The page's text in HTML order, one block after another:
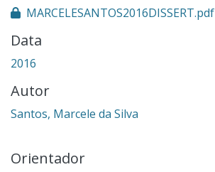
MARCELESANTOS2016DISSERT.pdf
Data
2016
Autor
Santos, Marcele da Silva
Orientador